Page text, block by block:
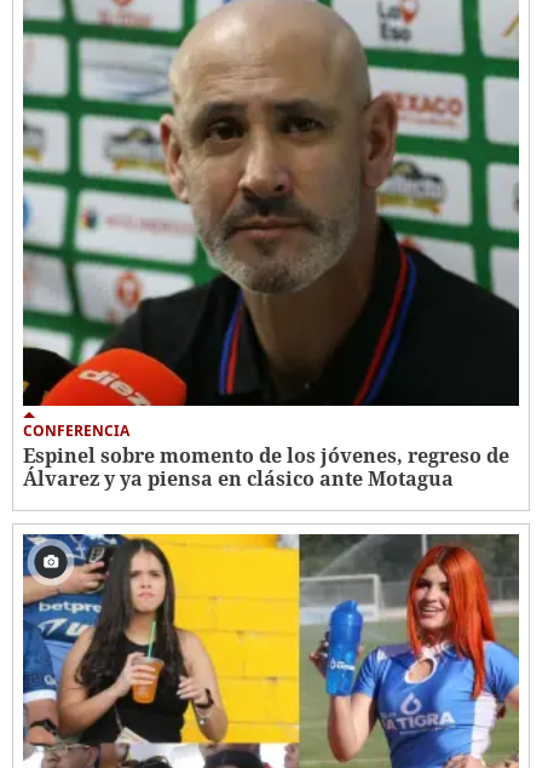
CONFERENCIA
Espinel sobre momento de los jóvenes, regreso de
Álvarez y ya piensa en clásico ante Motagua